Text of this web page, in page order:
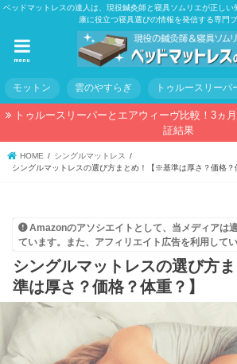
ベッドマットレスの達人は、現役鍼灸師と寝具ソムリエが正し
康に役立つ寝具選びの情報を発信する専門ブ
menu
モットン 雲のやすらぎ トゥルースリーパ
トゥルースリーパーとエアウィーヴ比較！3ヵ
証結果
HOME
シングルマットレス
シングルマットレスの選び方まとめ！【※基準は厚さ？価格？
Amazonのアソシエイトとして、当メディアは
ています。また、アフィリエイト広告を利用してい
シングルマットレスの選び方
準は厚さ？価格？体重？】